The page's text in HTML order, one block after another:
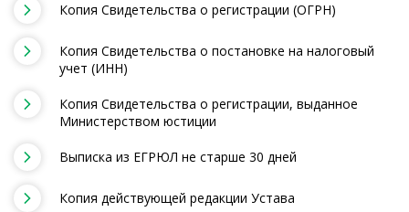
Копия Свидетельства о регистрации (ОГРН)
Копия Свидетельства о постановке на налоговый
учет (ИНН)
Копия Свидетельства о регистрации, выданное
Министерством юстиции
Выписка из ЕГРЮЛ не старше 30 дней
Копия действующей редакции Устава